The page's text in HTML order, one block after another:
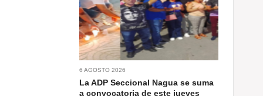
6 AGOSTO 2026
La ADP Seccional Nagua se suma
a convocatoria de este jueves